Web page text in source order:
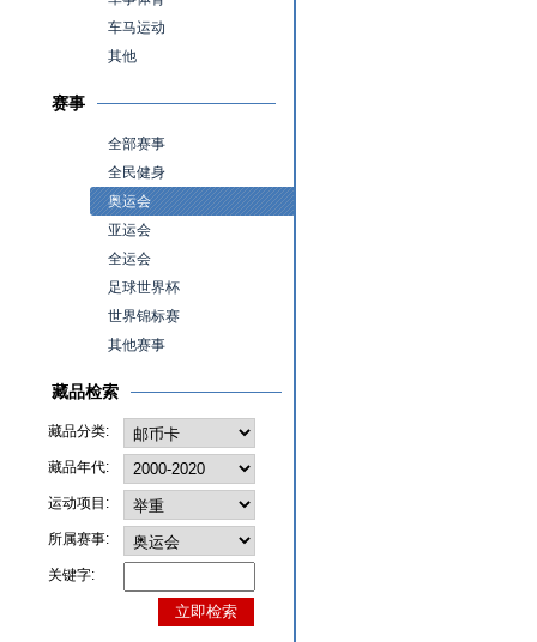
车马运动
其他
赛事
全部赛事
全民健身
奥运会
亚运会
全运会
足球世界杯
世界锦标赛
其他赛事
藏品检索
藏品分类:
藏品年代:
运动项目:
所属赛事:
关键字: